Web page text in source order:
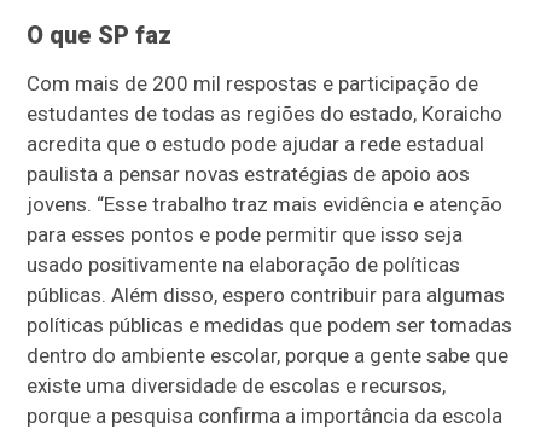
O que SP faz
Com mais de 200 mil respostas e participação de
estudantes de todas as regiões do estado, Koraicho
acredita que o estudo pode ajudar a rede estadual
paulista a pensar novas estratégias de apoio aos
jovens. “Esse trabalho traz mais evidência e atenção
para esses pontos e pode permitir que isso seja
usado positivamente na elaboração de políticas
públicas. Além disso, espero contribuir para algumas
políticas públicas e medidas que podem ser tomadas
dentro do ambiente escolar, porque a gente sabe que
existe uma diversidade de escolas e recursos,
porque a pesquisa confirma a importância da escola